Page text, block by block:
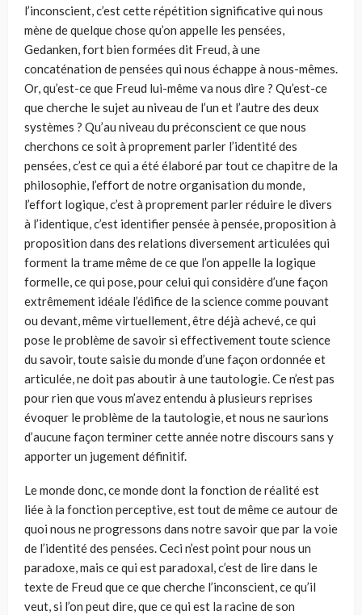
l’inconscient, c’est cette répétition significative qui nous
mène de quelque chose qu’on appelle les pensées,
Gedanken, fort bien formées dit Freud, à une
concaténation de pensées qui nous échappe à nous-mêmes.
Or, qu’est-ce que Freud lui-même va nous dire ? Qu’est-ce
que cherche le sujet au niveau de l’un et l’autre des deux
systèmes ? Qu’au niveau du préconscient ce que nous
cherchons ce soit à proprement parler l’identité des
pensées, c’est ce qui a été élaboré par tout ce chapitre de la
philosophie, l’effort de notre organisation du monde,
l’effort logique, c’est à proprement parler réduire le divers
à l’identique, c’est identifier pensée à pensée, proposition à
proposition dans des relations diversement articulées qui
forment la trame même de ce que l’on appelle la logique
formelle, ce qui pose, pour celui qui considère d’une façon
extrêmement idéale l’édifice de la science comme pouvant
ou devant, même virtuellement, être déjà achevé, ce qui
pose le problème de savoir si effectivement toute science
du savoir, toute saisie du monde d’une façon ordonnée et
articulée, ne doit pas aboutir à une tautologie. Ce n’est pas
pour rien que vous m’avez entendu à plusieurs reprises
évoquer le problème de la tautologie, et nous ne saurions
d’aucune façon terminer cette année notre discours sans y
apporter un jugement définitif.
Le monde donc, ce monde dont la fonction de réalité est
liée à la fonction perceptive, est tout de même ce autour de
quoi nous ne progressons dans notre savoir que par la voie
de l’identité des pensées. Ceci n’est point pour nous un
paradoxe, mais ce qui est paradoxal, c’est de lire dans le
texte de Freud que ce que cherche l’inconscient, ce qu’il
veut, si l’on peut dire, que ce qui est la racine de son